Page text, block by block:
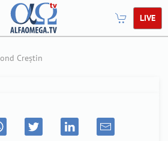
LIVE
Creștin